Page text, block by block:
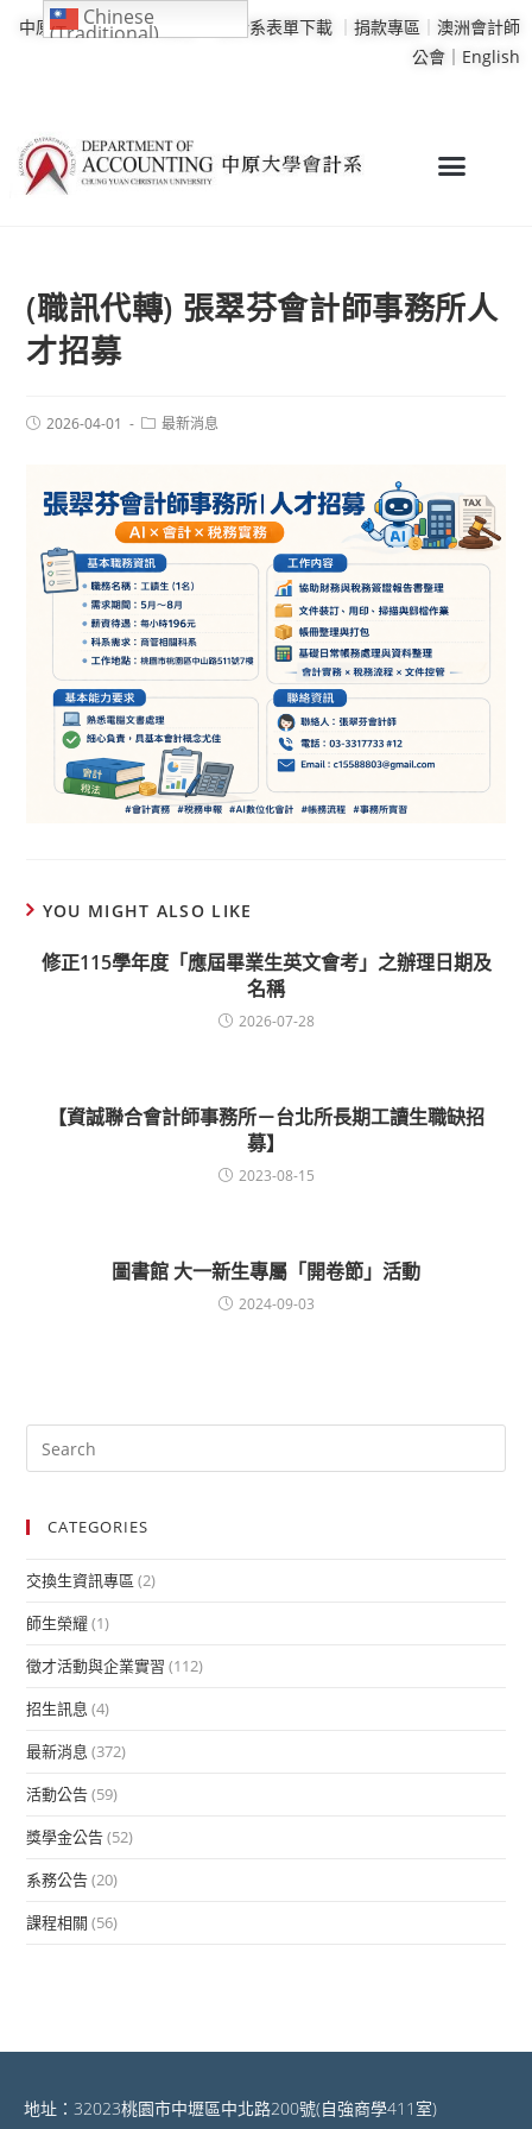
中原大學｜學校行事曆 會計系表單下載 ｜ 捐款專區 ｜ 澳洲會計師
公會｜ English
(職訊代轉) 張翠芬會計師事務所人
才招募
2026-04-01 最新消息
YOU MIGHT ALSO LIKE
修正115學年度「應屆畢業生英文會考」之辦理日期及
名稱
2026-07-28
【資誠聯合會計師事務所－台北所長期工讀生職缺招
募】
2023-08-15
圖書館 大一新生專屬「開卷節」活動
2024-09-03
CATEGORIES
交換生資訊專區 (2)
師生榮耀(1)
徵才活動與企業實習 (112)
招生訊息 (4)
最新消息 (372)
活動公告(59)
獎學金公告(52)
系務公告(20)
課程相關 (56)
地址：32023桃園市中壢區中北路200號(自強商學411室)
Chinese
(Traditional)